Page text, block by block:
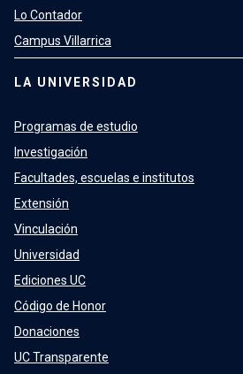
Lo Contador
Campus Villarrica
LA UNIVERSIDAD
Programas de estudio
Investigación
Facultades, escuelas e institutos
Extensión
Vinculación
Universidad
Ediciones UC
Código de Honor
Donaciones
UC Transparente